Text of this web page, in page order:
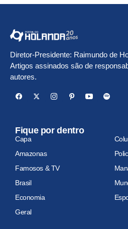
Diretor-Presidente: Raimundo de
Artigos assinados são de
autores.
Fique por dentro
Capa
Amazonas
Famosos & TV
Brasil
Economia
Geral